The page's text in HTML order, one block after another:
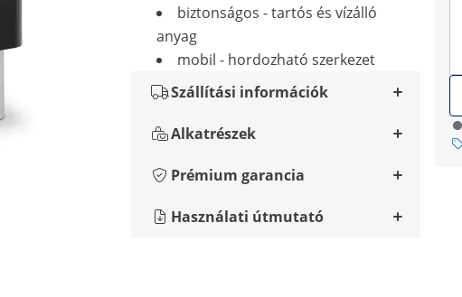
biztonságos - tartós és vízálló
anyag
mobil - hordozható szerkezet
Szállítási információk
Alkatrészek
Prémium garancia
Használati útmutató